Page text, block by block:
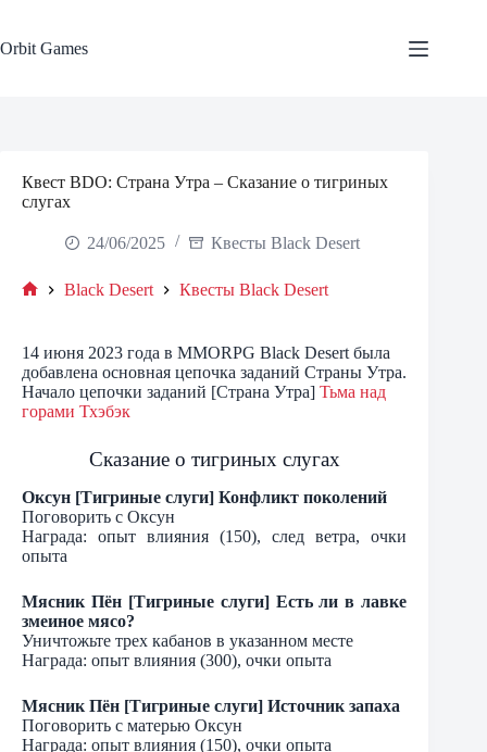
content
Orbit Games
Квест BDO: Страна Утра – Сказание о тигриных
слугах
24/06/2025 Квесты Black Desert
Black Desert Квесты Black Desert
14 июня 2023 года в MMORPG Black Desert была
добавлена основная цепочка заданий Страны Утра.
Начало цепочки заданий [Страна Утра] Тьма над
горами Тхэбэк
Сказание о тигриных слугах
Оксун [Тигриные слуги] Конфликт поколений
Поговорить с Оксун
Награда: опыт влияния (150), след ветра, очки
опыта
Мясник Пён [Тигриные слуги] Есть ли в лавке
змеиное мясо?
Уничтожьте трех кабанов в указанном месте
Награда: опыт влияния (300), очки опыта
Мясник Пён [Тигриные слуги] Источник запаха
Поговорить с матерью Оксун
Награда: опыт влияния (150), очки опыта